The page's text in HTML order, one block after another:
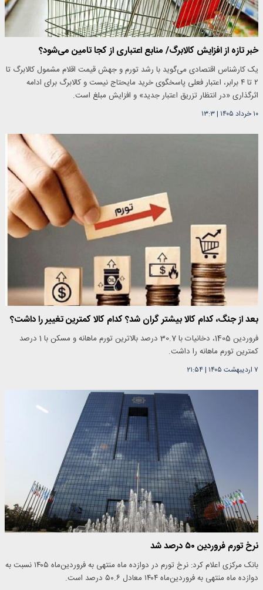
خبر تازه از افزایش کالابرگ/ منابع اعتباری از کجا تامین می‌شود؟
یک کارشناس اقتصادی می‌گوید با رشد تورم و جهش قیمت اقلام مشمول کالابرگ تا
۲ تا ۴ برابر، اعتبار فعلی پاسخگوی خرید مایحتاج نیست و کالابرگ برای ادامه
اثرگذاری «در انتظار تزریق اعتبار جدید» و افزایش مبلغ است.
۱۰ خرداد ۱۴۰۵ |۱۳:۳
بعد از جنگ، کدام کالا بیشتر گران شد؟ کدام کالا کمترین تغییر را داشت؟
فروردین 1405، دخانیات با 30.7 درصد بالاترین تورم ماهانه و مسکن با 1 درصد
کمترین تورم ماهانه را داشت.
۷ اردیبهشت ۱۴۰۵ |۲۱:۵۴
نرخ تورم فروردین ۵۰ درصد شد
بانک مرکزی اعلام کرد: نرخ تورم در دوازده ‌ماه منتهی به فروردین‌ماه ۱۴۰۵ نسبت‌ به
دوازده ‌ماه منتهی به فروردین‌ماه ۱۴۰۴ معادل ۵۰.۶ درصد است‌.